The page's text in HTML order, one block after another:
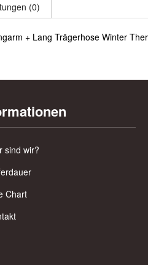
(0)
+ Lang Trägerhose Winter
sind wir?
Chart